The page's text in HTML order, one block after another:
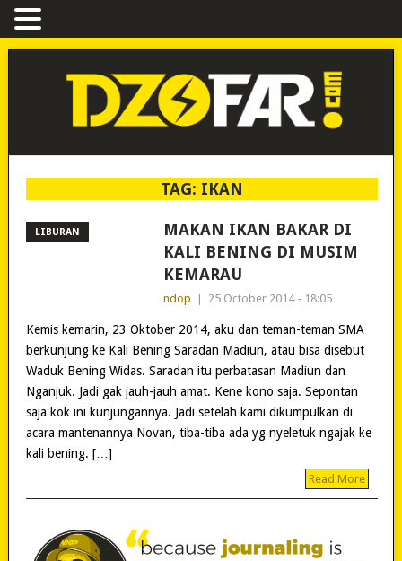
TAG: IKAN
LIBURAN
MAKAN IKAN BAKAR DI
KALI BENING DI MUSIM
KEMARAU
ndop 25 October 2014 - 18:05
Kemis kemarin, 23 Oktober 2014, aku dan teman-teman SMA
berkunjung ke Kali Bening Saradan Madiun, atau bisa disebut
Waduk Bening Widas. Saradan itu perbatasan Madiun dan
Nganjuk. Jadi gak jauh-jauh amat. Kene kono saja. Sepontan
saja kok ini kunjungannya. Jadi setelah kami dikumpulkan di
acara mantenannya Novan, tiba-tiba ada yg nyeletuk ngajak ke
kali bening. […]
Read More